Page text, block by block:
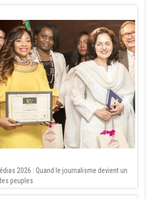
2026 : Quand le journalisme devient un
peuples